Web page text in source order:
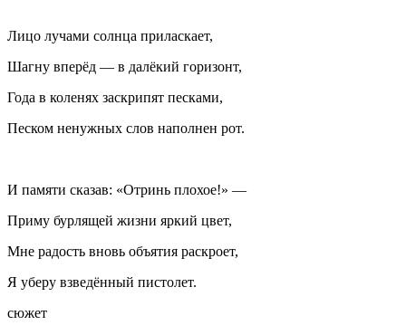
Лицо лучами солнца приласкает,
Шагну вперёд — в далёкий горизонт,
Года в коленях заскрипят песками,
Песком ненужных слов наполнен рот.
И памяти сказав: «Отринь плохое!» —
Приму бурлящей жизни яркий цвет,
Мне радость вновь объятия раскроет,
Я уберу взведённый пистолет.
сюжет